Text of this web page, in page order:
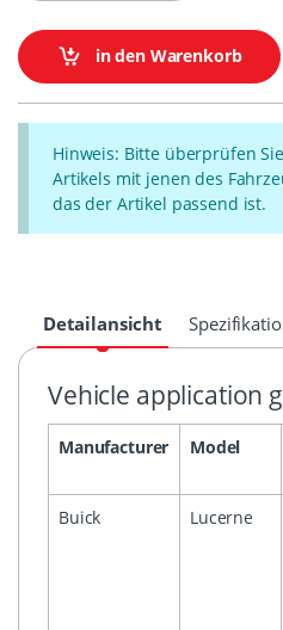
in den Warenkorb
Hinweis: Bitte überprüfen
Artikels mit jenen des
das der Artikel passend ist.
Detailansicht
Vehicle application
Manufacturer Model
Buick Lucerne